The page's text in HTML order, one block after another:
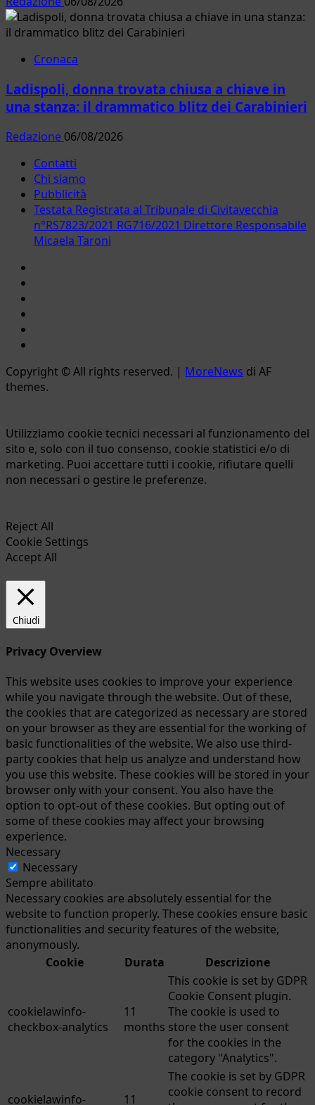
Cronaca
Ladispoli, donna trovata chiusa a chiave in
una stanza: il drammatico blitz dei Carabinieri
Redazione 06/08/2026
Contatti
Chi siamo
Pubblicità
Testata Registrata al Tribunale di Civitavecchia
n°RS7823/2021 RG716/2021 Direttore Responsabile
Micaela Taroni
Naturale
Bracciano-
Copyright © All rights reserved. | MoreNews di AF
themes.
Utilizziamo cookie tecnici necessari al funzionamento del
sito e, solo con il tuo consenso, cookie statistici e/o di
marketing. Puoi accettare tutti i cookie, rifiutare quelli
non necessari o gestire le preferenze.
Reject All
Cookie Settings
Accept All
Chiudi
Privacy Overview
This website uses cookies to improve your experience
while you navigate through the website. Out of these,
the cookies that are categorized as necessary are stored
on your browser as they are essential for the working of
basic functionalities of the website. We also use third-
party cookies that help us analyze and understand how
you use this website. These cookies will be stored in your
browser only with your consent. You also have the
option to opt-out of these cookies. But opting out of
some of these cookies may affect your browsing
experience.
Necessary
Necessary
Sempre abilitato
Necessary cookies are absolutely essential for the
website to function properly. These cookies ensure basic
functionalities and security features of the website,
anonymously.
Cookie
Durata Descrizione
cookielawinfo-
checkbox-analytics
11
months
This cookie is set by GDPR
Cookie Consent plugin.
The cookie is used to
store the user consent
for the cookies in the
category "Analytics".
cookielawinfo-
11
The cookie is set by GDPR
cookie consent to record